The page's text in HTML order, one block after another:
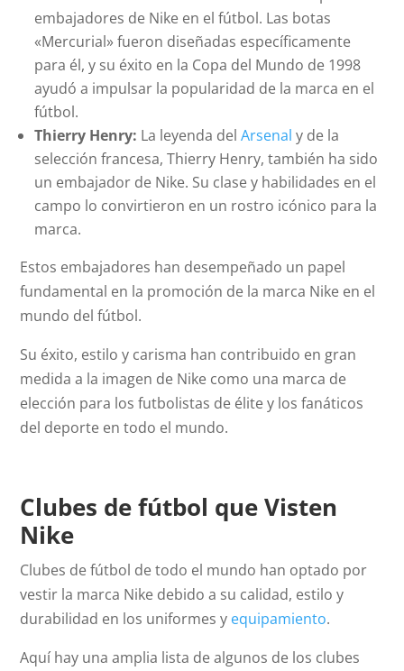
embajadores de Nike en el fútbol. Las botas
«Mercurial» fueron diseñadas específicamente
para él, y su éxito en la Copa del Mundo de 1998
ayudó a impulsar la popularidad de la marca en el
fútbol.
Thierry Henry: La leyenda delArsenal y de la
selección francesa, Thierry Henry, también ha sido
un embajador de Nike. Su clase y habilidades en el
campo lo convirtieron en un rostro icónico para la
marca.
Estos embajadores han desempeñado un papel
fundamental en la promoción de la marca Nike en el
mundo del fútbol.
Su éxito, estilo y carisma han contribuido en gran
medida a la imagen de Nike como una marca de
elección para los futbolistas de élite y los fanáticos
del deporte en todo el mundo.
Clubes de fútbol que Visten
Nike
Clubes de fútbol de todo el mundo han optado por
vestir la marca Nike debido a su calidad, estilo y
durabilidad en los uniformes y equipamiento.
Aquí hay una amplia lista de algunos de los clubes